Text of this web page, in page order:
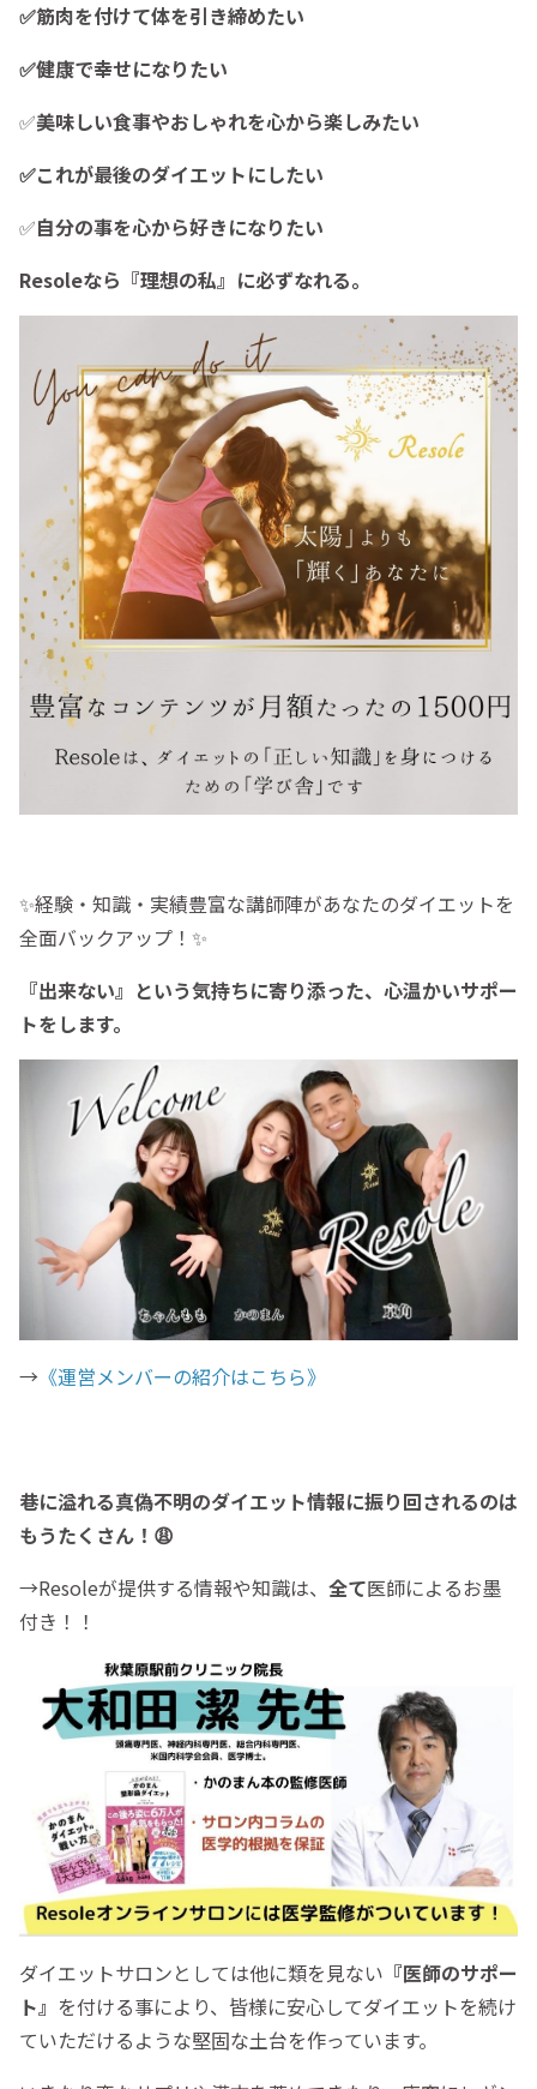
✅筋肉を付けて体を引き締めたい
✅健康で幸せになりたい
✅美味しい食事やおしゃれを心から楽しみたい
✅これが最後のダイエットにしたい
✅自分の事を心から好きになりたい
Resoleなら『理想の私』に必ずなれる。
✨経験・知識・実績豊富な講師陣があなたのダイエットを
全面バックアップ！✨
『出来ない』という気持ちに寄り添った、心温かいサポー
トをします。
→ 《運営メンバーの紹介はこちら》
巷に溢れる真偽不明のダイエット情報に振り回されるのは
もうたくさん！😩
→Resoleが提供する情報や知識は、 全て医師によるお墨
付き！！
ダイエットサロンとしては他に類を見ない 『医師のサポー
ト』 を付ける事により、皆様に安心してダイエットを続け
ていただけるような堅固な土台を作っています。